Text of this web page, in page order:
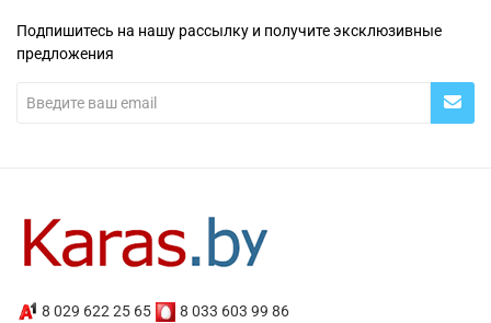
Подпишитесь на нашу рассылку и получите эксклюзивные
предложения
8 029 622 25 65
8 033 603 99 86